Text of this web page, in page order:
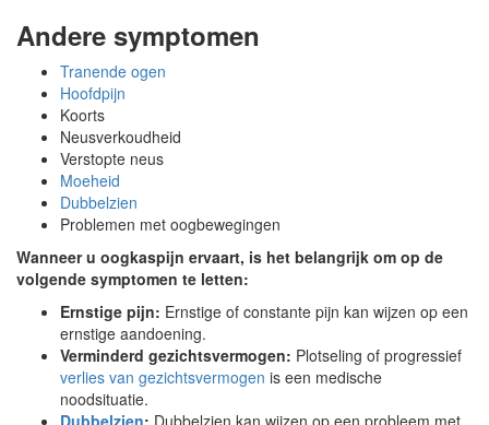
Andere symptomen
Tranende ogen
Hoofdpijn
Koorts
Neusverkoudheid
Verstopte neus
Moeheid
Dubbelzien
Problemen met oogbewegingen
Wanneer u oogkaspijn ervaart, is het belangrijk om op de
volgende symptomen te letten:
Ernstige pijn: Ernstige of constante pijn kan wijzen op een
ernstige aandoening.
Verminderd gezichtsvermogen: Plotseling of progressief
verlies van gezichtsvermogen is een medische
noodsituatie.
Dubbelzien: Dubbelzien kan wijzen op een probleem met